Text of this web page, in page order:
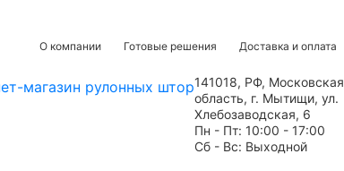
О компании Готовые решения Доставка и оплата
141018, РФ, Московская
область, г. Мытищи, ул.
Хлебозаводская, 6
Пн - Пт: 10:00 - 17:00
Сб - Вс: Выходной